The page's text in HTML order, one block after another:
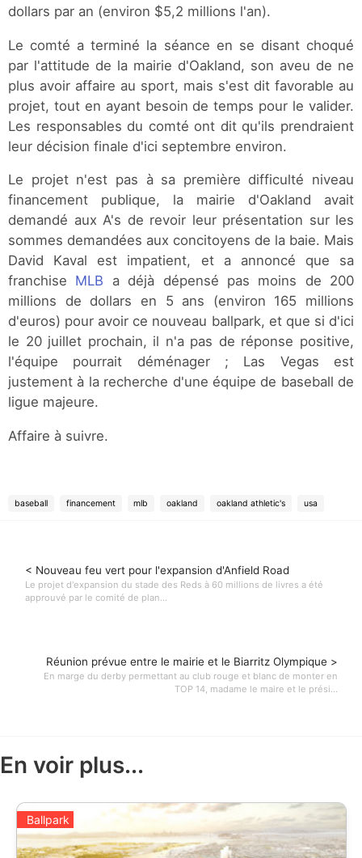
dollars par an (environ $5,2 millions l'an).
Le comté a terminé la séance en se disant choqué
par l'attitude de la mairie d'Oakland, son aveu de ne
plus avoir affaire au sport, mais s'est dit favorable au
projet, tout en ayant besoin de temps pour le valider.
Les responsables du comté ont dit qu'ils prendraient
leur décision finale d'ici septembre environ.
Le projet n'est pas à sa première difficulté niveau
financement publique, la mairie d'Oakland avait
demandé aux A's de revoir leur présentation sur les
sommes demandées aux concitoyens de la baie. Mais
David Kaval est impatient, et a annoncé que sa
franchise MLB a déjà dépensé pas moins de 200
millions de dollars en 5 ans (environ 165 millions
d'euros) pour avoir ce nouveau ballpark, et que si d'ici
le 20 juillet prochain, il n'a pas de réponse positive,
l'équipe pourrait déménager ; Las Vegas est
justement à la recherche d'une équipe de baseball de
ligue majeure.
Affaire à suivre.
baseball financement mlb oakland oakland athletic's usa
< Nouveau feu vert pour l'expansion d'Anfield Road
Le projet d'expansion du stade des Reds à 60 millions de livres a été
approuvé par le comité de plan...
Réunion prévue entre le mairie et le Biarritz Olympique >
En marge du derby permettant au club rouge et blanc de monter en
TOP 14, madame le maire et le prési...
En voir plus...
Ballpark